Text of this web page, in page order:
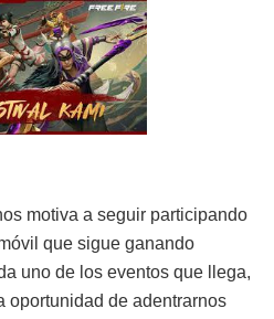
motiva a seguir participando
que sigue ganando
uno de los eventos que llega,
oportunidad de adentrarnos